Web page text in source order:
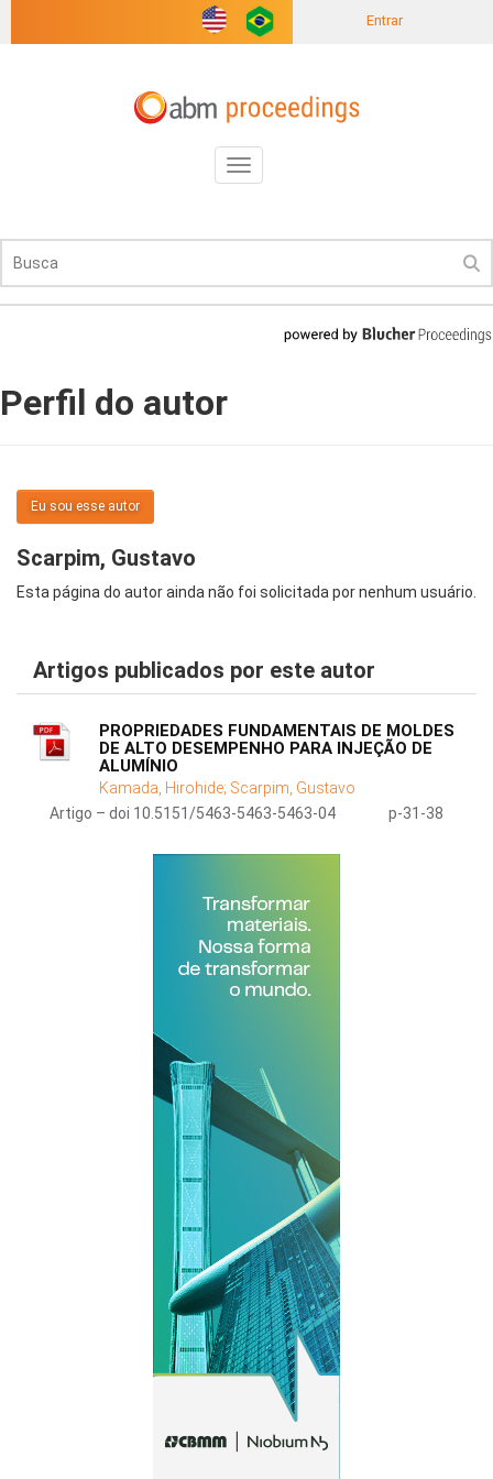
Entrar
Toggle
navigation
Perfil do autor
Eu sou esse autor
Scarpim, Gustavo
Esta página do autor ainda não foi solicitada por nenhum usuário.
Artigos publicados por este autor
PROPRIEDADES FUNDAMENTAIS DE MOLDES
DE ALTO DESEMPENHO PARA INJEÇÃO DE
ALUMÍNIO
Kamada, Hirohide; Scarpim, Gustavo
Artigo – doi 10.5151/5463-5463-5463-04
p-31-38